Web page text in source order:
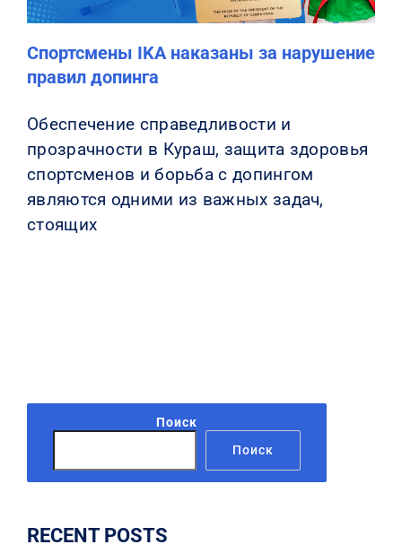
Спортсмены IKA наказаны за нарушение
правил допинга
Обеспечение справедливости и
прозрачности в Кураш, защита здоровья
спортсменов и борьба с допингом
являются одними из важных задач,
стоящих
Поиск
Поиск
RECENT POSTS